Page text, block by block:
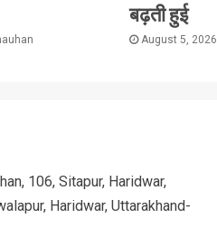
बढ़ती हुई
August 5, 2026
106, Sitapur, Haridwar,
Haridwar, Uttarakhand-